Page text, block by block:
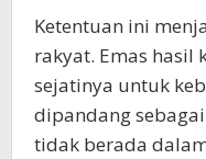
Ketentuan ini
rakyat. Emas
sejatinya untuk
dipandang
tidak berada